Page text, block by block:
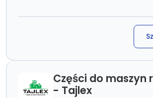
Części do maszyn
- Tajlex